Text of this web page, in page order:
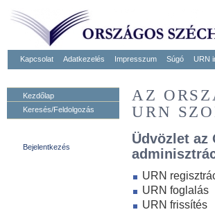
Kapcsolat Adatkezelés Impresszum Súgó URN
Kezdőlap
Keresés/Feldolgozás
Bejelentkezés
AZ
URN
Üdvözlet az
URN
URN foglalás
URN frissítés